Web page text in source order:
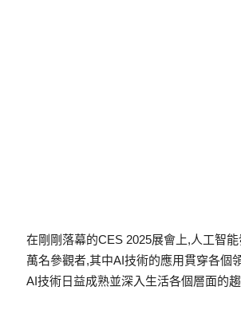
在剛剛落幕的CES 2025展會上,人工智
萬名參觀者,其中AI技術的應用貫穿各個
AI技術日益成熟並深入生活各個層面的趨